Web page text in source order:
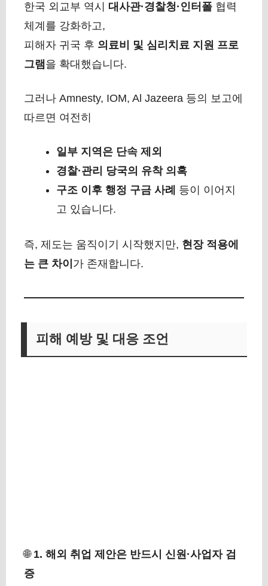
한국 외교부 역시 대사관·경찰청·인터폴 협력
체계를 강화하고,
피해자 귀국 후 의료비 및 심리치료 지원 프로
그램 을 확대했습니다.
그러나 Amnesty, IOM, Al Jazeera 등의 보고에
따르면 여전히
일부 지역은 단속 제외
경찰·관리 당국의 유착 의혹
구조 이후 행정 구금 사례
등이 이어지
고 있습니다.
즉, 제도는 움직이기 시작했지만, 현장 적용에
는 큰 차이 가 존재합니다.
피해 예방 및 대응 조언
🌐 1. 해외 취업 제안은 반드시 신원·사업자 검
증